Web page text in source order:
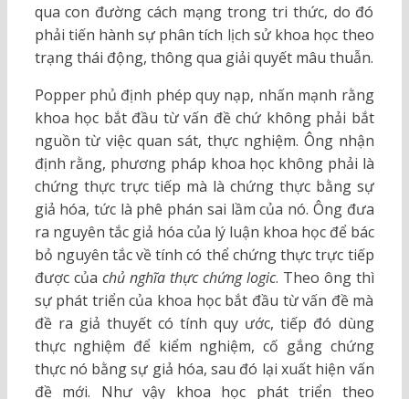
qua con đường cách mạng trong tri thức, do đó
phải tiến hành sự phân tích lịch sử khoa học theo
trạng thái động, thông qua giải quyết mâu thuẫn.
Popper phủ định phép quy nạp, nhấn mạnh rằng
khoa học bắt đầu từ vấn đề chứ không phải bắt
nguồn từ việc quan sát, thực nghiệm. Ông nhận
định rằng, phương pháp khoa học không phải là
chứng thực trực tiếp mà là chứng thực bằng sự
giả hóa, tức là phê phán sai lầm của nó. Ông đưa
ra nguyên tắc giả hóa của lý luận khoa học để bác
bỏ nguyên tắc về tính có thể chứng thực trực tiếp
được của chủ nghĩa thực chứng logic. Theo ông thì
sự phát triển của khoa học bắt đầu từ vấn đề mà
đề ra giả thuyết có tính quy ước, tiếp đó dùng
thực nghiệm để kiểm nghiệm, cố gắng chứng
thực nó bằng sự giả hóa, sau đó lại xuất hiện vấn
đề mới. Như vậy khoa học phát triển theo